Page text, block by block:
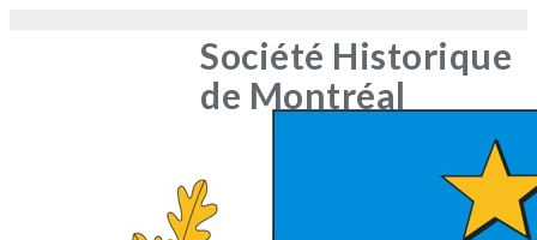
Société Historique
de Montréal